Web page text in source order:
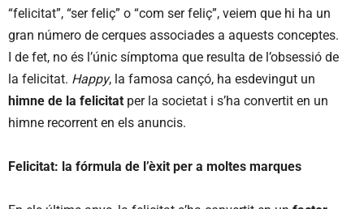
“felicitat”, “ser feliç” o “com ser feliç”, veiem que hi ha un
gran número de cerques associades a aquests conceptes.
I de fet, no és l’únic símptoma que resulta de l’obsessió de
la felicitat. Happy, la famosa cançó, ha esdevingut un
himne de la felicitat per la societat i s’ha convertit en un
himne recorrent en els anuncis.
Felicitat: la fórmula de l’èxit per a moltes marques